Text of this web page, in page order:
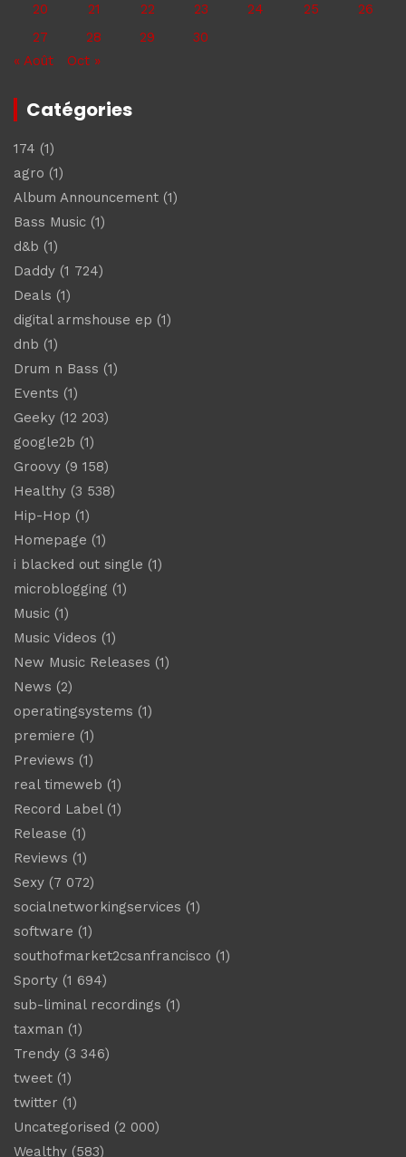
20
21 22 23 24 25
26
27
28 29
30
« Août
Oct »
Catégories
174 (1)
agro (1)
Album Announcement (1)
Bass Music (1)
d&b (1)
Daddy (1 724)
Deals (1)
digital armshouse ep (1)
dnb (1)
Drum n Bass (1)
Events (1)
Geeky (12 203)
google2b (1)
Groovy (9 158)
Healthy (3 538)
Hip-Hop (1)
Homepage (1)
i blacked out single (1)
microblogging (1)
Music (1)
Music Videos (1)
New Music Releases (1)
News (2)
operatingsystems (1)
premiere (1)
Previews (1)
real timeweb (1)
Record Label(1)
Release (1)
Reviews (1)
Sexy (7 072)
socialnetworkingservices (1)
software (1)
southofmarket2csanfrancisco (1)
Sporty (1 694)
sub-liminal recordings (1)
taxman (1)
Trendy (3 346)
tweet (1)
twitter (1)
Uncategorised (2 000)
Wealthy (583)